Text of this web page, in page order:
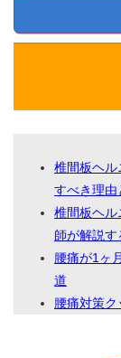
椎間板ヘル
すべき理由
椎間板ヘル
師が解説
腰痛が1ヶ
道
腰痛対策